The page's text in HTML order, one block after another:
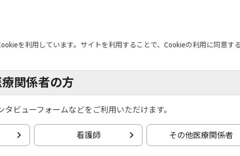
を利用しています。サイトを利用することで、Cookieの利用に同意す
療関係者の方
ビューフォームなどをご利用いただけます。
看護師 その他医療関係者